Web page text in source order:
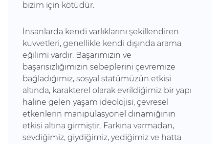
bizim için kötüdür.
İnsanlarda kendi varlıklarını şekillendiren
kuvvetleri, genellikle kendi dışında arama
eğilimi vardır. Başarımızın ve
başarısızlığımızın sebeplerini çevremize
bağladığımız, sosyal statümüzün etkisi
altında, karakterel olarak evrildiğimiz bir yapı
haline gelen yaşam ideolojisi, çevresel
etkenlerin manipülasyonel dinamiğinin
etkisi altına girmiştir. Farkına varmadan,
sevdiğimiz, giydiğimiz, yediğimiz ve hatta